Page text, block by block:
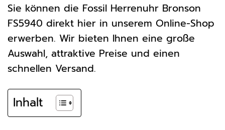
Sie können die Fossil Herrenuhr Bronson
FS5940 direkt hier in unserem Online-Shop
erwerben. Wir bieten Ihnen eine große
Auswahl, attraktive Preise und einen
schnellen Versand.
Inhalt